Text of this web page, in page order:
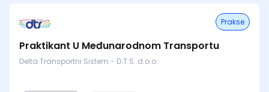
Prakse
Praktikant U Međunarodnom Transportu
Delta Transportni Sistem - D.T.S. d.o.o.